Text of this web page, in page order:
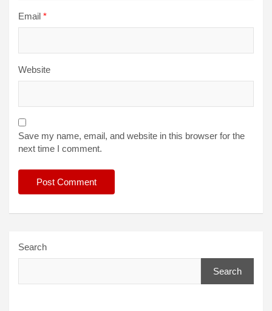
Email *
Website
Save my name, email, and website in this browser for the
next time I comment.
Search
Search